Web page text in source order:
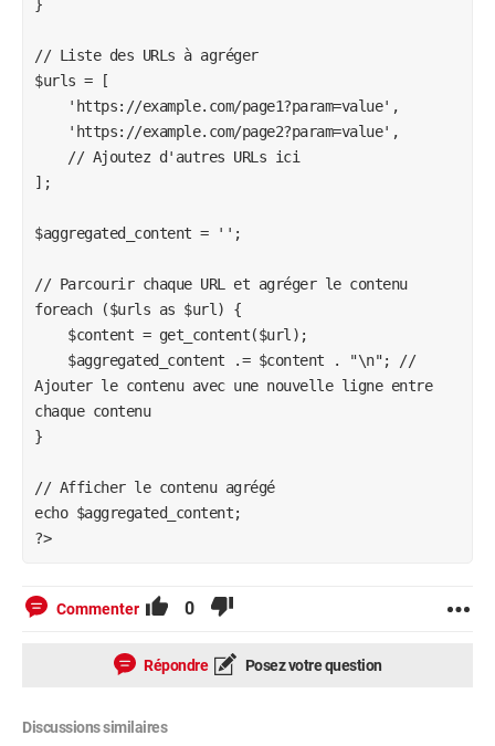
}
// Liste des URLs à agréger
$urls = [
];
$aggregated_content = '';
// Parcourir chaque URL et agréger le contenu
foreach ($urls as $url) {
Ajouter le contenu avec une nouvelle ligne entre
chaque contenu
}
// Afficher le contenu agrégé
echo $aggregated_content;
?>
Commenter 0
Répondre Posez votre question
Discussions similaires